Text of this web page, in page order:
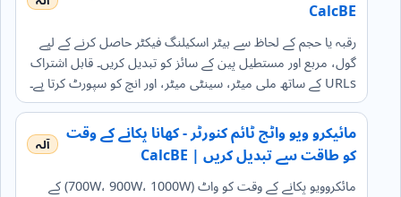
CalcBE
رقبہ یا حجم کے لحاظ سے بیٹر اسکیلنگ فیکٹر حاصل کرنے کے لیے
گول، مربع اور مستطیل پین کے سائز کو تبدیل کریں۔ قابل اشتراک
URLs کے ساتھ ملی میٹر، سینٹی میٹر، اور انچ کو سپورٹ کرتا ہے۔
مائیکرو ویو واٹج ٹائم کنورٹر - کھانا پکانے کے وقت
کو طاقت سے تبدیل کریں | CalcBE
مائکروویو پکانے کے وقت کو واٹ (700W، 900W، 1000W) کے